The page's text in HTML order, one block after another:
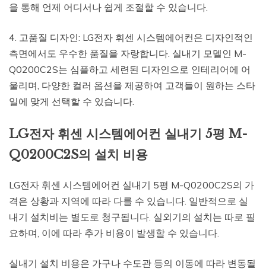
을 통해 언제 어디서나 쉽게 조절할 수 있습니다.
4. 고품질 디자인: LG전자 휘센 시스템에어컨은 디자인적인
측면에서도 우수한 품질을 자랑합니다. 실내기 모델인 M-
Q0200C2S는 심플하고 세련된 디자인으로 인테리어에 어
울리며, 다양한 컬러 옵션을 제공하여 고객들이 원하는 스타
일에 맞게 선택할 수 있습니다.
LG전자 휘센 시스템에어컨 실내기 5평 M-
Q0200C2S의 설치 비용
LG전자 휘센 시스템에어컨 실내기 5평 M-Q0200C2S의 가
격은 상황과 지역에 따라 다를 수 있습니다. 일반적으로 실
내기 설치비는 별도로 청구됩니다. 실외기의 설치는 따로 필
요하며, 이에 따라 추가 비용이 발생할 수 있습니다.
실내기 설치 비용은 가구나 수도관 등의 이동에 따라 변동될